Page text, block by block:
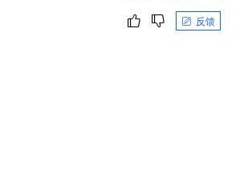
反馈